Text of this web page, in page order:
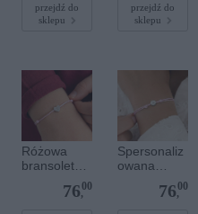
przejdź do
sklepu
przejdź do
sklepu
Różowa
bransoletka
dla dzieci -
76,
00
Spersonaliz
owana
bransoletka
sznurkowa -
76,
00